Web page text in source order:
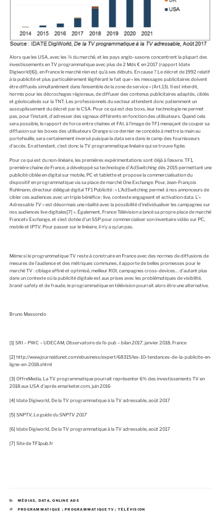
Alors que les USA, avec les ¾ du marché, et les pays anglo-saxons concentrent la plupart des
investissements en TV programmatique avec plus de 2 Mds € en 2017 (rapport Idate
Digiworld [6]), en France le marché n’en est qu’à ses débuts. En cause ? Le décret de 1992 relatif
à la publicité et plus particulièrement légiférant le fait que « les messages publicitaires doivent
être diffusés simultanément dans l’ensemble de la zone de service » (Art.13). Il est interdit,
hormis pour les décrochages régionaux, de diffuser des contenus publicitaires adaptés, ciblés
et géolocalisés sur la TNT. Les professionnels du secteur attendent donc patiemment un
assouplissement du décret par le CSA. Pour ce qui est des boxs, leur technologie ne permet
pas, pour l’instant, d’adresser des signaux différents en fonction des utilisateurs. Quand cela
sera possible, le rapport de force entre chaînes et FAI, à l’image de TF1 menaçant de couper sa
diffusion sur les boxes des utilisateurs Orange si ce dernier ne concède à mettre la main au
portefeuille, sera certainement inversé puisque ladatasera dans le camp des fournisseurs
d’accès. En attendant, c’est donc la TV programmatique linéaire qui se trouve figée.
Pour ce qui est du non-linéaire, les premières expérimentations sont déjà à l’œuvre. TF1,
première chaîne de France, a développé sa technologie d’AdSwitchingdès 2015 permettant une
publicité ciblée en digital sur mobile, PC et tablette et propose la commercialisation du
dispositif en programmatique via sa place de marché One Exchange. Pour, Jean-François
Ruhlmann, directeur délégué digital TF1 Publicité : « L’AdSwitching permet à nos annonceurs de
cibler ces audiences avec un triple bénéfice : live, contexte engageant et activation data. L’«
Adressable TV» est désormais une réalité avec la possibilité d’individualiser les campagnes sur
nos audiences live digitales[7] ». Également, France Télévision a lancé sa propre place de marché
Francetv Exchange, et s’est dotée d’un SSP pour commercialiser son inventaire vidéo sur PC,
mobile et IPTV. Pour passer sur le linéaire, il n’y a qu’un pas.
Même si le programmatique TV reste à construire en France avec des normes de diffusions de
mesures de l’audience et des métriques communes, il apporte de belles promesses pour le
marché TV : ciblage affiné et optimisé, meilleur ROI, campagnes cross-devices… d’autant plus
dans un contexte où la publicité digitale est aux prises avec les problématiques de visibilité,
brand-safetyet de fraude, le programmatique en télévision pourrait alors être une alternative.
Bruno Massondo
[1] SRI – PWC – UDECAM, Observatoire de l’e-pub – bilan 2017, janvier 2018, France
[2] http://www.journaldunet.com/ebusiness/expert/68315/les-10-tendances-de-la-publicite-en-
ligne-en-2018.shtml
[3] OffreMedia, La TV programmatique pourrait représenter 6% des investissements TV en
2018 aux USA d’après emarketer.com, juin 2016
[4] Idate Digiworld, De la TV programmatique à la TV adressable, août 2017
[5] SNPTV, Le guide du SNPTV 2017
[6] Idate Digiworld, De la TV programmatique à la TV adressable, août 2017
[7] Site deTF1pub.fr
C
T
MÉDIAS, DATA,ONLINE ADS
É
PROGRAMMATIQUE ; PROGRAMMATIQUETV ; TÉLÉVISION